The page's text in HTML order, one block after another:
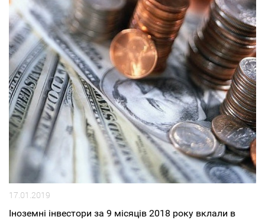
17.01.2019
Іноземні інвестори за 9 місяців 2018 року вклали в